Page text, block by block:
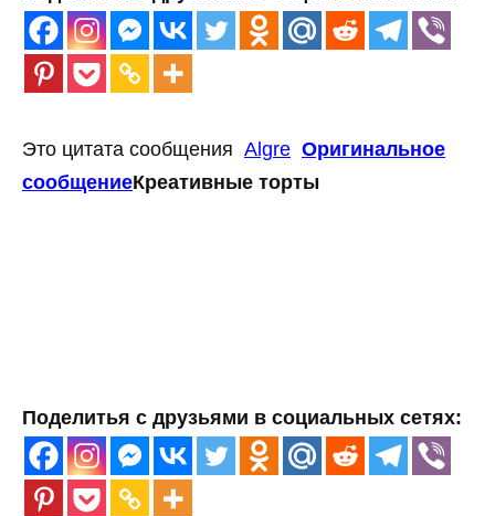
Это цитата сообщения Algre Оригинальное
сообщениеКреативные торты
Поделитья с друзьями в социальных сетях: